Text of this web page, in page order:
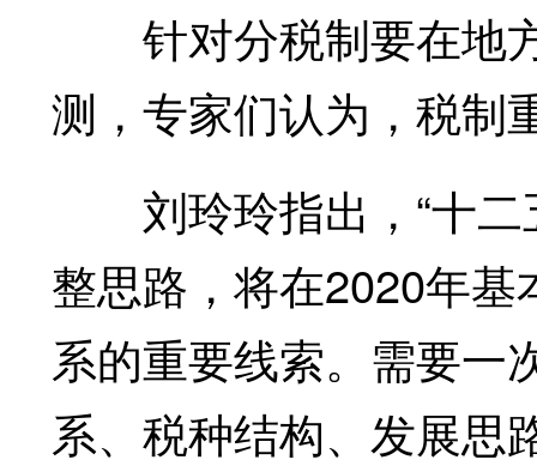
针对分税制要在地
测，专家们认为，税制
刘玲玲指出，“十二
整思路，将在2020年
系的重要线索。需要一
系、税种结构、发展思